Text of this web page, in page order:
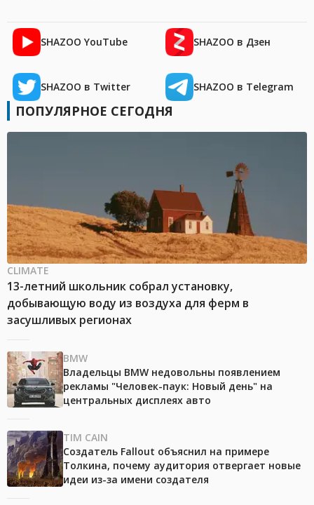
SHAZOO YouTube SHAZOO в Дзен
SHAZOO в Twitter SHAZOO в Telegram
ПОПУЛЯРНОЕ СЕГОДНЯ
CLIMATE
13-летний школьник собрал установку,
добывающую воду из воздуха для ферм в
засушливых регионах
BMW
Владельцы BMW недовольны появлением
рекламы "Человек-паук: Новый день" на
центральных дисплеях авто
TIM CAIN
Создатель Fallout объяснил на примере
Толкина, почему аудитория отвергает новые
идеи из-за имени создателя